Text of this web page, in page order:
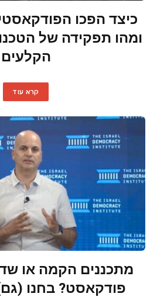
כיצד הפכו
ומהו תפקידה של
הקלעים
קרא עוד
מתכננים הקמה או
פודקאסט? בחנו